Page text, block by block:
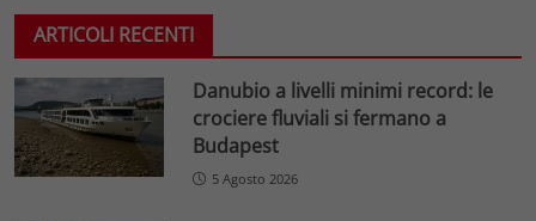
ARTICOLI RECENTI
Danubio a livelli minimi record: le
crociere fluviali si fermano a
Budapest
5 Agosto 2026